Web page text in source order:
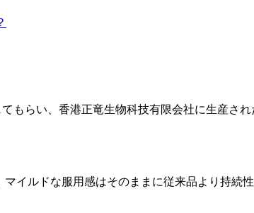
もらい、香港正竜生物科技有限会社に生産され
イルドな服用感はそのままに従来品より持続